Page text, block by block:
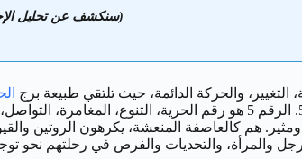
(سنكشف عن تحليل
والحركة الدائمة، حيث تلتقي طبيعة برج
. الرقم 5 هو رقم الحرية، التنوع،
هم كالعاصفة المنعشة، يكرهون الروتين
والمرأة، والتحديات والفرص في رحلتهم نحو